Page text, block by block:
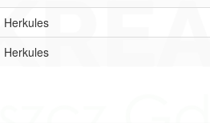
Herkules
Herkules